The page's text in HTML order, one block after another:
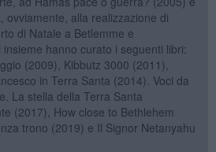
ovviamente, alla realizzazione di
di Natale a Betlemme e
hanno curato i seguenti libri:
(2009), Kibbutz 3000 (2011),
in Terra Santa (2014). Voci da
La stella della Terra Santa
(2017), How close to Bethlehem
trono (2019) e Il Signor Netanyahu